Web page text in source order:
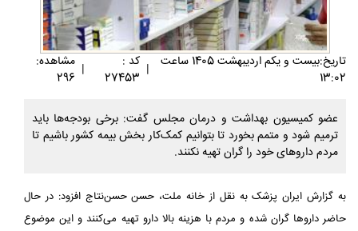
تاريخ:بيست و يکم ارديبهشت 1405 ساعت
13:02
| کد :
27453
| مشاهده:
296
عضو کمیسیون بهداشت و درمان مجلس گفت: برخی بودجه‌ها باید
ترمیم شود و متمم بخورد تا بتوانیم کمک‌کار بخش بیمه کشور باشیم تا
مردم داروهای خود را گران تهیه نکنند.
به گزارش ایران پزشک به نقل از خانه ملت، حسن حسن‌نتاج افزود: در حال
حاضر داروها گران شده و مردم با هزینه بالا دارو تهیه می‌کنند و این موضوع